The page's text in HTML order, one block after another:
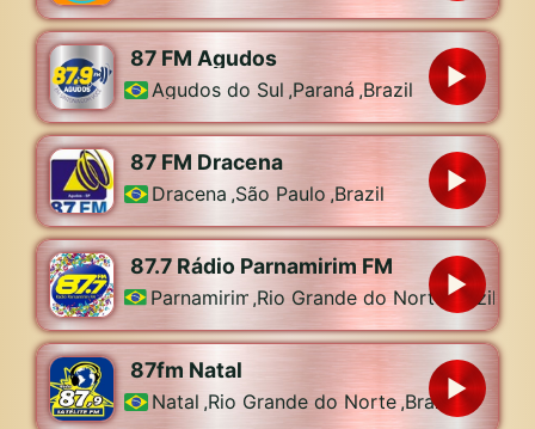
87 FM Agudos
Agudos do Sul ,Paraná ,Brazil
87 FM Dracena
Dracena ,São Paulo ,Brazil
87.7 Rádio Parnamirim FM
Parnamirim ,Rio Grande do Norte Brazil
87fm Natal
Natal ,Rio Grande do Norte ,Brazil